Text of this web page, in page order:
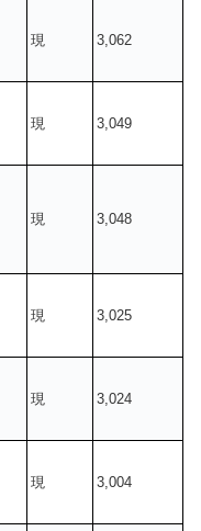
現 3,062
現 3,049
現 3,048
現 3,025
現 3,024
現 3,004